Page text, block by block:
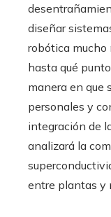
diseñar
robótica mucho
hasta qué
manera en que
personales y
integración de
analizará la
entre plantas y